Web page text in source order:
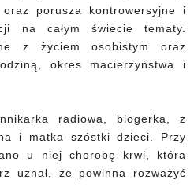
porusza kontrowersyjne i
na całym świecie tematy.
z życiem osobistym oraz
okres macierzyństwa i
radiowa, blogerka, z
i matka szóstki dzieci. Przy
u niej chorobę krwi, która
uznał, że powinna rozważyć